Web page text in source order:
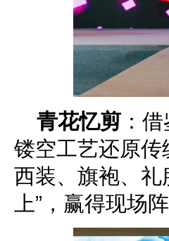
青花忆剪 ：
镂空工艺还原
西装、旗袍、礼
上”，赢得现场